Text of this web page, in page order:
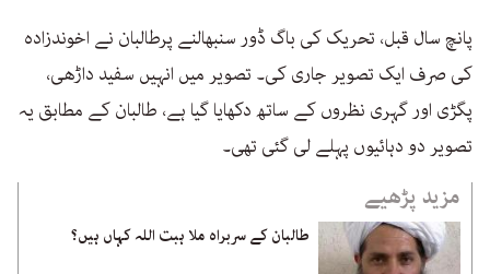
پانچ سال قبل، تحریک کی باگ ڈور سنبھالنے پرطالبان نے اخوندزادہ
کی صرف ایک تصویر جاری کی۔ تصویر میں انہیں سفید داڑھی،
پگڑی اور گہری نظروں کے ساتھ دکھایا گیا ہے، طالبان کے مطابق یہ
تصویر دو دہائیوں پہلے لی گئی تھی۔
مزید پڑھیے
طالبان کے سربراہ ملا ہبت اللہ کہاں ہیں؟